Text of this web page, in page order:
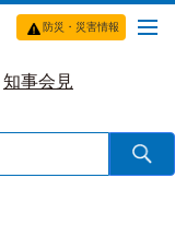
防災・災害情報
知事会見